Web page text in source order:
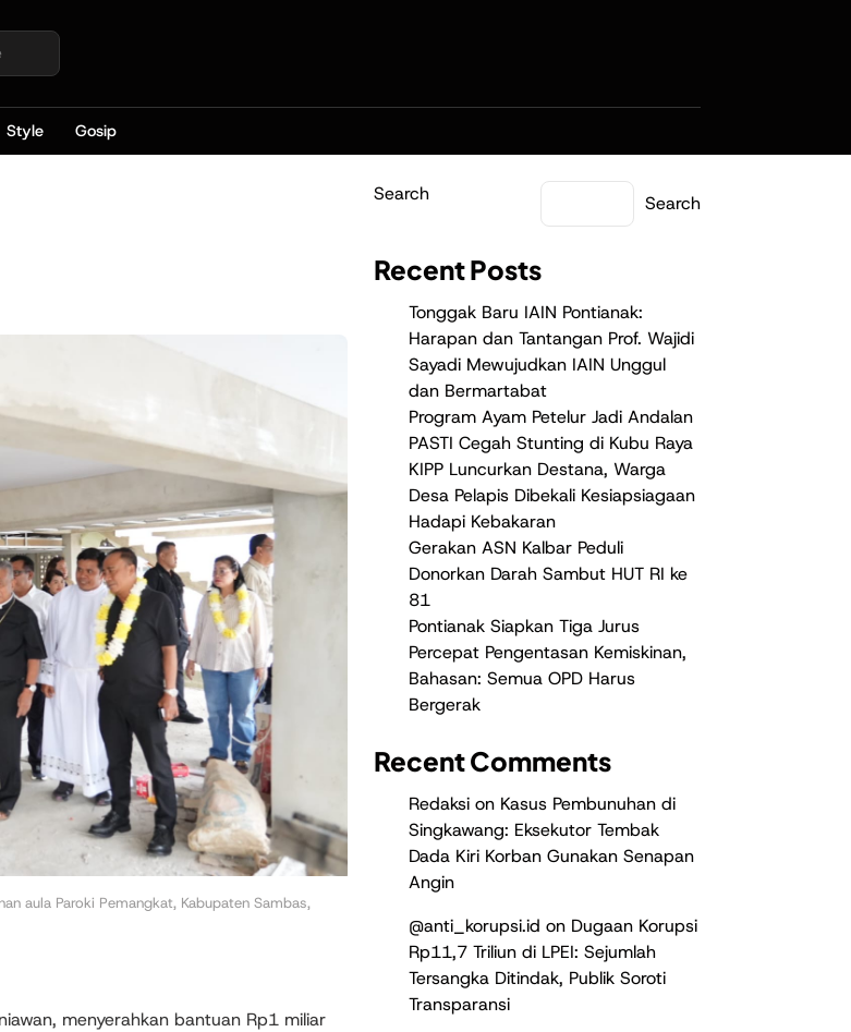
Style Gosip
aula Paroki Pemangkat, Kabupaten Sambas,
menyerahkan bantuan Rp1 miliar
Search Search
Recent Posts
Tonggak Baru IAIN Pontianak:
Harapan dan Tantangan Prof. Wajidi
Sayadi Mewujudkan IAIN Unggul
dan Bermartabat
Program Ayam Petelur Jadi Andalan
PASTI Cegah Stunting di Kubu Raya
KIPP Luncurkan Destana, Warga
Desa Pelapis Dibekali Kesiapsiagaan
Hadapi Kebakaran
Gerakan ASN Kalbar Peduli
Donorkan Darah Sambut HUT RI ke
81
Pontianak Siapkan Tiga Jurus
Percepat Pengentasan Kemiskinan,
Bahasan: Semua OPD Harus
Bergerak
Recent Comments
Redaksi on Kasus Pembunuhan di
Singkawang: Eksekutor Tembak
Dada Kiri Korban Gunakan Senapan
Angin
@anti_korupsi.id on Dugaan Korupsi
Rp11,7 Triliun di LPEI: Sejumlah
Tersangka Ditindak, Publik Soroti
Transparansi